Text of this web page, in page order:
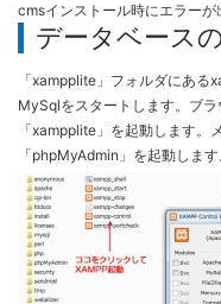
cmsインストール時にエラーが
データベース
「xampplite」フォルダにあ
MySqlをスタートします。ブ
「xampplite」を起動します。
「phpMyAdmin」を起動します